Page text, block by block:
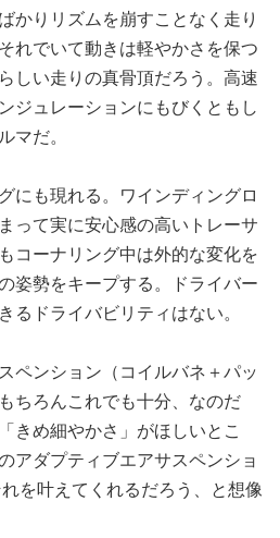
かりリズムを崩すことなく走り
れでいて動きは軽やかさを保つ
しい走りの真骨頂だろう。高速
ジュレーションにもびくともし
マだ。
にも現れる。ワインディングロ
って実に安心感の高いトレーサ
コーナリング中は外的な変化を
姿勢をキープする。ドライバー
るドライバビリティはない。
ペンション（コイルバネ＋パッ
ちろんこれでも十分、なのだ
きめ細やかさ」がほしいとこ
アダプティブエアサスペンショ
を叶えてくれるだろう、と想像